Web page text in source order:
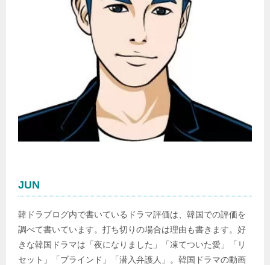
JUN
韓ドラブログ内で書いているドラマ評価は、韓国での評価を
調べて書いています。打ち切りの場合は理由も書きます。好
きな韓国ドラマは「夜になりました」「凍てついた愛」「リ
セット」「ブラインド」「潜入弁護人」。韓国ドラマの動画